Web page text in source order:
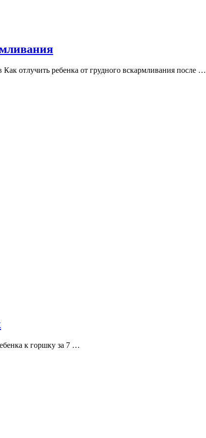
Как отлучить ребенка от грудного вскармливания после …
к горшку за 7 …